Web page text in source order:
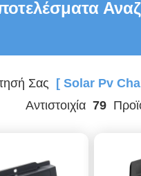
Σας [ Solar Pv
Αντιστοιχία 79